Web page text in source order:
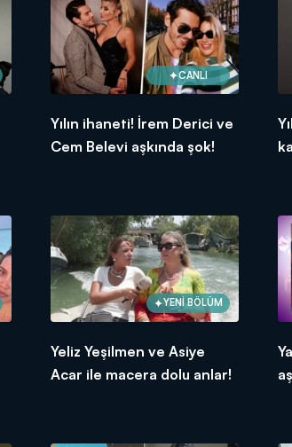
CANLI
Yılın ihaneti! İrem Derici ve
Cem Belevi aşkında şok!
YENİ BÖLÜM
Yeliz Yeşilmen ve Asiye
Acar ile macera dolu anlar!